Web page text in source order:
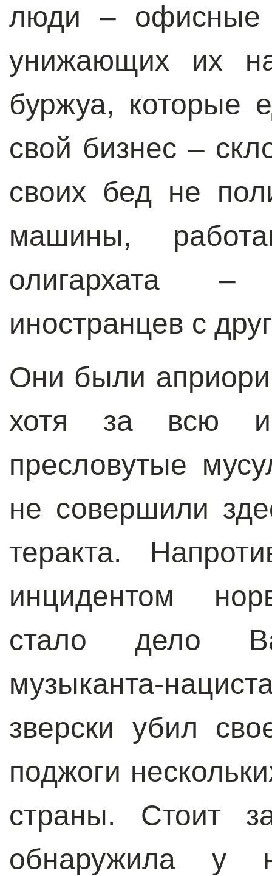
люди – офисные
унижающих их
буржуа, которые
свой бизнес –
своих бед не
машины,
олигархата
иностранцев с
Они были
хотя за всю
пресловутые
не совершили
теракта.
инцидентом
стало дело
музыканта-
зверски убил
поджоги
страны. Стоит
обнаружила у